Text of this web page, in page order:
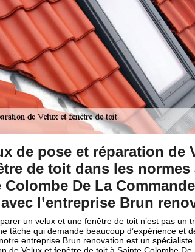
Travaux de pose et
et fenêtre de toit en toute
En confiant votre projet de pose et réparation
à notre entreprise Brun renovation à Sainte
Commanderie est un bon choix. En effet, vous
prestations de qualité et des travaux en toute
meilleure qualité-prix. Pour éviter tous les
produire pendant notre intervention, nous
couvreurs zingueurs des équipements de